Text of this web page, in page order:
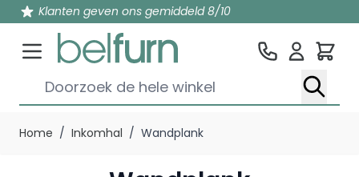
Klanten geven ons gemiddeld 8/10
Doorzoek de hele winkel
Home / Inkomhal / Wandplank